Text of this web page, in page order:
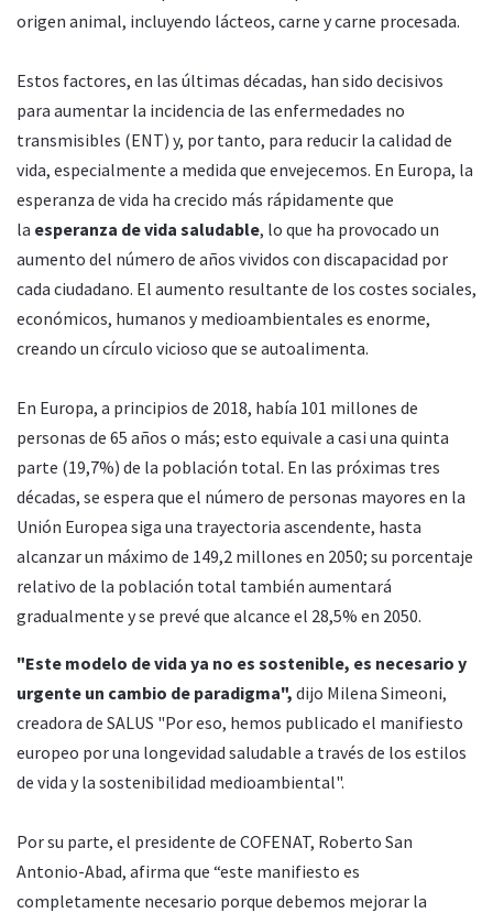
origen animal, incluyendo lácteos, carne y carne procesada.
Estos factores, en las últimas décadas, han sido decisivos
para aumentar la incidencia de las enfermedades no
transmisibles (ENT) y, por tanto, para reducir la calidad de
vida, especialmente a medida que envejecemos. En Europa, la
esperanza de vida ha crecido más rápidamente que
la esperanza de vida saludable, lo que ha provocado un
aumento del número de años vividos con discapacidad por
cada ciudadano. El aumento resultante de los costes sociales,
económicos, humanos y medioambientales es enorme,
creando un círculo vicioso que se autoalimenta.
En Europa, a principios de 2018, había 101 millones de
personas de 65 años o más; esto equivale a casi una quinta
parte (19,7%) de la población total. En las próximas tres
décadas, se espera que el número de personas mayores en la
Unión Europea siga una trayectoria ascendente, hasta
alcanzar un máximo de 149,2 millones en 2050; su porcentaje
relativo de la población total también aumentará
gradualmente y se prevé que alcance el 28,5% en 2050.
"Este modelo de vida ya no es sostenible, es necesario y
urgente un cambio de paradigma", dijo Milena Simeoni,
creadora de SALUS "Por eso, hemos publicado el manifiesto
europeo por una longevidad saludable a través de los estilos
de vida y la sostenibilidad medioambiental".
Por su parte, el presidente de COFENAT, Roberto San
Antonio-Abad, afirma que “este manifiesto es
completamente necesario porque debemos mejorar la